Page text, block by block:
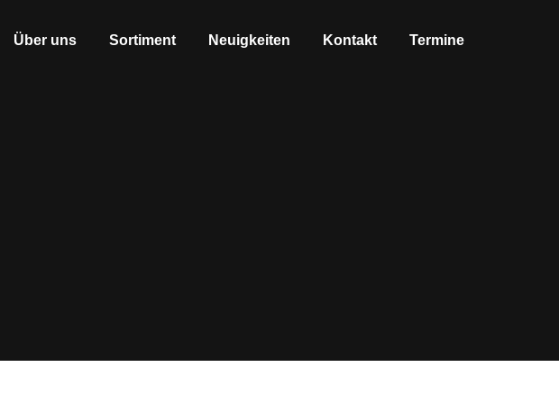
Über uns Sortiment Neuigkeiten Kontakt Termine